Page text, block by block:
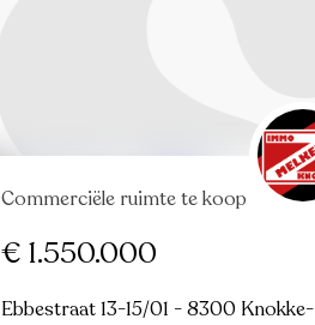
Commerciële ruimte te koop
€ 1.550.000
Ebbestraat 13-15/01 - 8300 Knokke-